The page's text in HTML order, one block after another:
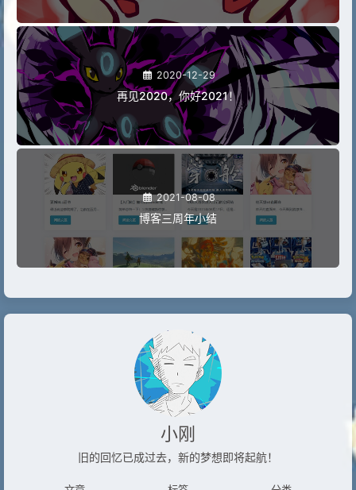
2020-12-29
再见2020，你好2021！
2021-08-08
博客三周年小结
小刚
旧的回忆已成过去，新的梦想即将起航！